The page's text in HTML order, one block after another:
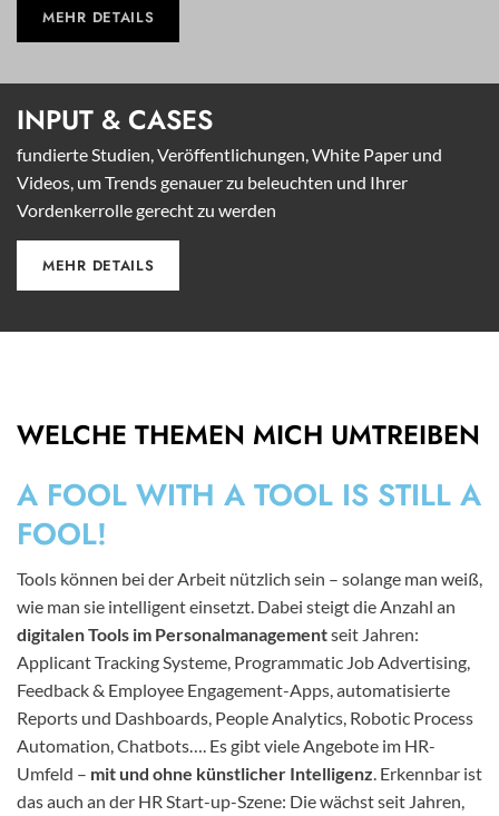
MEHR DETAILS
INPUT & CASES
fundierte Studien, Veröffentlichungen, White Paper und
Videos, um Trends genauer zu beleuchten und Ihrer
Vordenkerrolle gerecht zu werden
MEHR DETAILS
WELCHE THEMEN MICH UMTREIBEN
A FOOL WITH A TOOL IS STILL A
FOOL!
Tools können bei der Arbeit nützlich sein – solange man weiß,
wie man sie intelligent einsetzt. Dabei steigt die Anzahl an
digitalen Tools im Personalmanagementseit Jahren:
Applicant Tracking Systeme, Programmatic Job Advertising,
Feedback & Employee Engagement-Apps, automatisierte
Reports und Dashboards, People Analytics, Robotic Process
Automation, Chatbots…. Es gibt viele Angebote im HR-
Umfeld – mit und ohne künstlicher Intelligenz. Erkennbar ist
das auch an der HR Start-up-Szene: Die wächst seit Jahren,